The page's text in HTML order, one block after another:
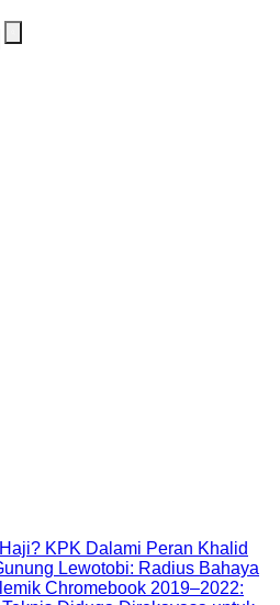
KPK Dalami Peran Khalid
Lewotobi: Radius Bahaya
Chromebook 2019–2022: